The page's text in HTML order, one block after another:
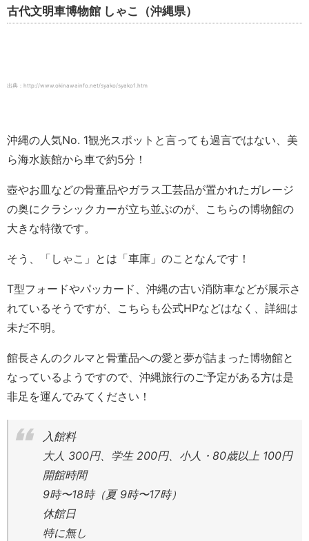
古代文明車博物館 しゃこ（沖縄県）
出典：http://www.okinawainfo.net/syako/syako1.htm
沖縄の人気No. 1観光スポットと言っても過言ではない、美
ら海水族館から車で約5分！
壺やお皿などの骨董品やガラス工芸品が置かれたガレージ
の奥にクラシックカーが立ち並ぶのが、こちらの博物館の
大きな特徴です。
そう、「しゃこ」とは「車庫」のことなんです！
T型フォードやパッカード、沖縄の古い消防車などが展示さ
れているそうですが、こちらも公式HPなどはなく、詳細は
未だ不明。
館長さんのクルマと骨董品への愛と夢が詰まった博物館と
なっているようですので、沖縄旅行のご予定がある方は是
非足を運んでみてください！
入館料
大人 300円、学生 200円、小人・80歳以上 100円
開館時間
9時〜18時（夏 9時〜17時）
休館日
特に無し